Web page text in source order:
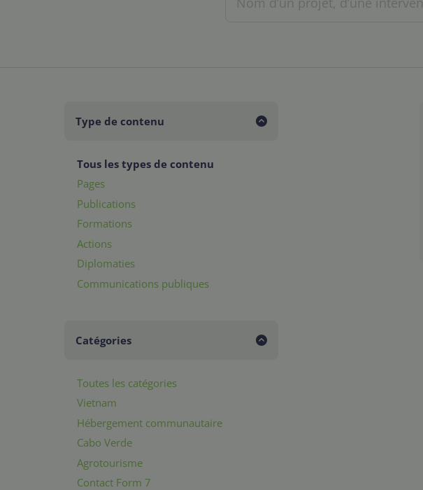
Type de contenu
Tous les types de contenu
Pages
Publications
Formations
Actions
Diplomaties
Communications publiques
Catégories
Toutes les catégories
Vietnam
Hébergement communautaire
Cabo Verde
Agrotourisme
Contact Form 7